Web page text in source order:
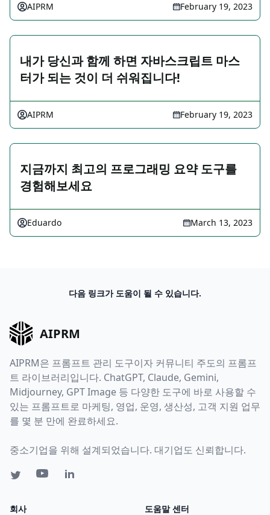
AIPRM February 19, 2023
내가 당신과 함께 하면 자바스크립트 마스
터가 되는 것이 더 쉬워집니다!
AIPRM February 19, 2023
지금까지 최고의 프로그래밍 요약 도구를
경험해보세요
Eduardo March 13, 2023
다음 링크가 도움이 될 수 있습니다.
AIPRM
AIPRM은 프롬프트 관리 도구이자 커뮤니티 주도의 프롬프
트 라이브러리입니다. ChatGPT, Claude, Gemini,
Midjourney, GPT Image 등 다양한 도구에 바로 사용할 수
있는 프롬프트로 마케팅, 영업, 운영, 생산성, 고객 지원 업무
를 몇 분 만에 완료하세요.
중소기업을 위해 설계되었습니다. 대기업도 신뢰합니다.
회사 도움말 센터